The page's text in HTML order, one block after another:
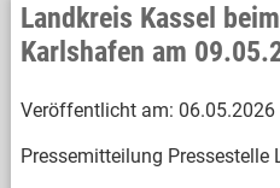
Landkreis Kassel
Karlshafen am
Veröffentlicht am: 06.05.2026
Pressemitteilung Pressestelle